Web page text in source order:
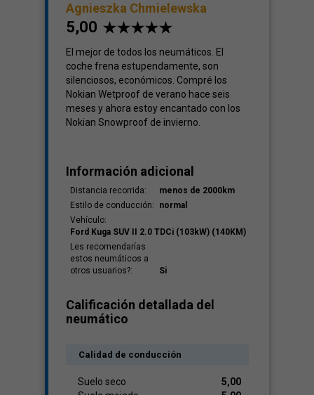
Agnieszka Chmielewska
5,00
El mejor de todos los neumáticos. El
coche frena estupendamente, son
silenciosos, económicos. Compré los
Nokian Wetproof de verano hace seis
meses y ahora estoy encantado con los
Nokian Snowproof de invierno.
Información adicional
Distancia recorrida:
menos de 2000km
Estilo de conducción:
normal
Vehículo:
Ford Kuga SUV II 2.0 TDCi (103kW) (140KM)
Les recomendarías
estos neumáticos a
otros usuarios?:
Si
Calificación detallada del
neumático
Calidad de conducción
Suelo seco
5,00